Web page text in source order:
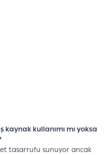
kaynak kullanımı mı yoksa
tasarrufu sunuyor ancak